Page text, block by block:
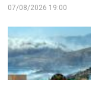
07/08/2026 19:00